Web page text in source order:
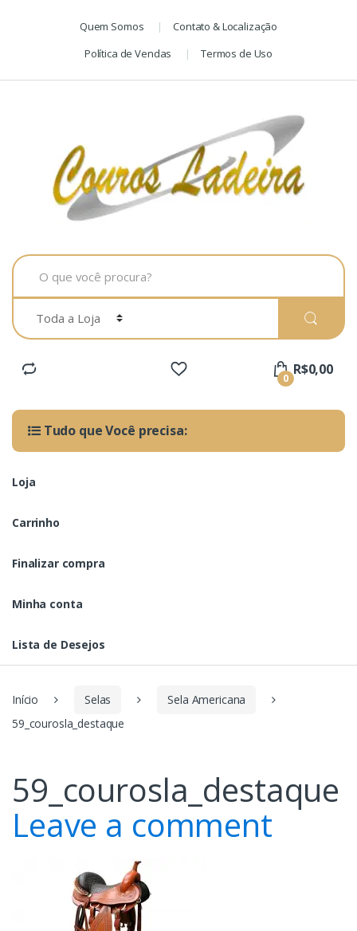
Quem Somos
Contato & Localização
Política de Vendas
Termos de Uso
Search
for:
0
R$0,00
Tudo que Você precisa:
Loja
Carrinho
Finalizar compra
Minha conta
Lista de Desejos
Início Selas
Sela Americana
59_courosla_destaque
59_courosla_destaque
Leave a comment